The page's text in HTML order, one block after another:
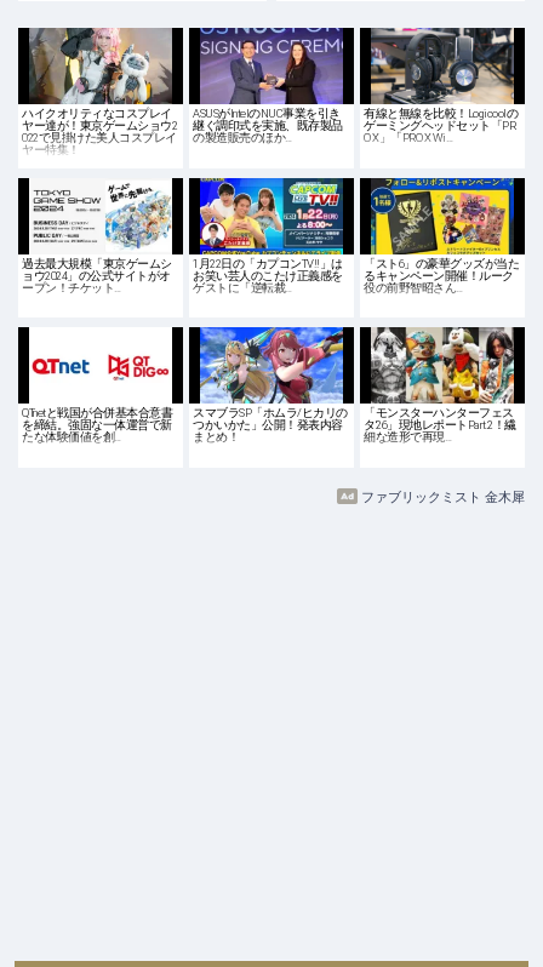
ハイクオリティなコスプレイ
ヤー達が！東京ゲームショウ2
022で見掛けた美人コスプレイ
ヤー特集！
ASUSがIntelのNUC事業を引き
継ぐ調印式を実施、既存製品
の製造販売のほか…
有線と無線を比較！Logicoolの
ゲーミングヘッドセット「PR
O X」「PRO X Wi…
過去最大規模「東京ゲームシ
ョウ2024」の公式サイトがオ
ープン！チケット…
1月22日の「カプコンTV!!」は
お笑い芸人のこたけ正義感を
ゲストに「逆転裁…
「スト6」の豪華グッズが当た
るキャンペーン開催！ルーク
役の前野智昭さん…
QTnetと戦国が合併基本合意書
を締結。強固な一体運営で新
たな体験価値を創…
スマブラSP「ホムラ/ヒカリの
つかいかた」公開！発表内容
まとめ！
「モンスターハンターフェス
タ'26」現地レポートPart.2！繊
細な造形で再現…
ファブリックミスト 金木犀